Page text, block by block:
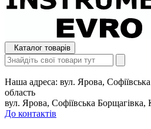
Каталог товарів
Наша адреса: вул. Ярова,
область
вул. Ярова, Софіївська Борщагівка,
До контактів